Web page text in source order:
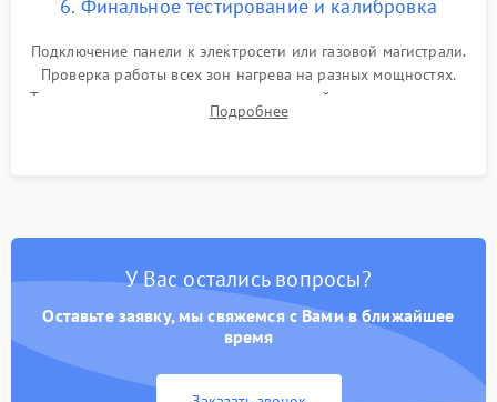
6. Финальное тестирование и калибровка
Подключение панели к электросети или газовой магистрали.
Проверка работы всех зон нагрева на разных мощностях.
Тестирование сенсорного управления, таймера, индикаторов
остаточного тепла и систем защиты от перегрева.
Подробнее
У Вас остались вопросы?
Оставьте заявку, мы свяжемся с Вами в ближайшее
время